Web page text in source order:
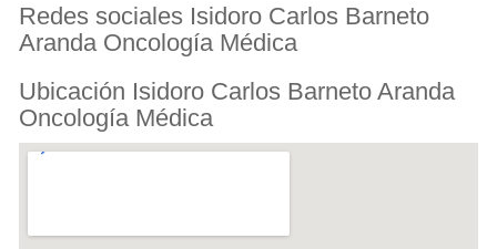
Redes sociales Isidoro Carlos Barneto
Aranda Oncología Médica
Ubicación Isidoro Carlos Barneto Aranda
Oncología Médica